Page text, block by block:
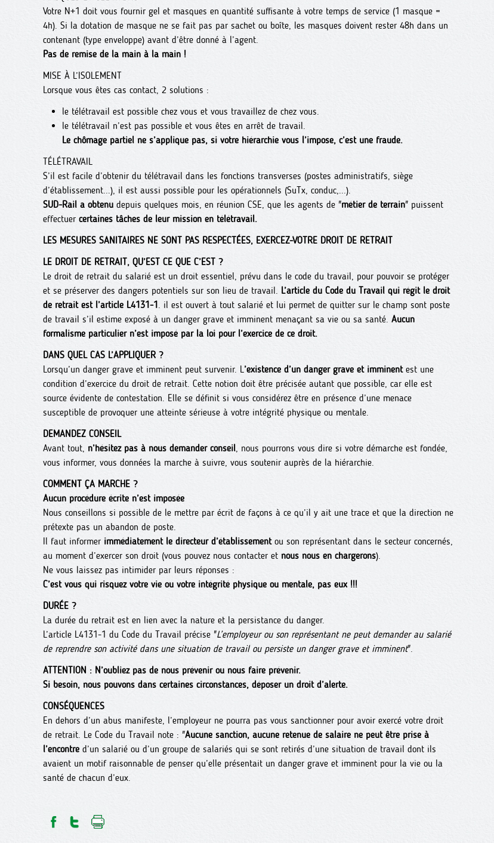
Votre N+1 doit vous fournir gel et masques en quantité suffisante à votre temps de service (1 masque =
4h). Si la dotation de masque ne se fait pas par sachet ou boîte, les masques doivent rester 48h dans un
contenant (type enveloppe) avant d’être donné à l’agent.
Pas de remise de la main à la main !
MISE À L’ISOLEMENT
Lorsque vous êtes cas contact, 2 solutions :
le télétravail est possible chez vous et vous travaillez de chez vous.
le télétravail n’est pas possible et vous êtes en arrêt de travail.
Le chômage partiel ne s’applique pas, si votre hiérarchie vous l’impose, c’est une fraude.
TÉLÉTRAVAIL
S’il est facile d’obtenir du télétravail dans les fonctions transverses (postes administratifs, siège
d’établissement...), il est aussi possible pour les opérationnels (SuTx, conduc,...).
SUD-Rail a obtenu depuis quelques mois, en réunion CSE, que les agents de "métier de terrain" puissent
effectuer certaines tâches de leur mission en télétravail.
LES MESURES SANITAIRES NE SONT PAS RESPECTÉES, EXERCEZ-VOTRE DROIT DE RETRAIT
LE DROIT DE RETRAIT, QU’EST CE QUE C’EST ?
Le droit de retrait du salarié est un droit essentiel, prévu dans le code du travail, pour pouvoir se protéger
et se préserver des dangers potentiels sur son lieu de travail. L’article du Code du Travail qui régit le droit
de retrait est l’article L4131-1. il est ouvert à tout salarié et lui permet de quitter sur le champ sont poste
de travail s’il estime exposé à un danger grave et imminent menaçant sa vie ou sa santé. Aucun
formalisme particulier n’est imposé par la loi pour l’exercice de ce droit.
DANS QUEL CAS L’APPLIQUER ?
Lorsqu’un danger grave et imminent peut survenir. L’existence d’un danger grave et imminentest une
condition d’exercice du droit de retrait. Cette notion doit être précisée autant que possible, car elle est
source évidente de contestation. Elle se définit si vous considérez être en présence d’une menace
susceptible de provoquer une atteinte sérieuse à votre intégrité physique ou mentale.
DEMANDEZ CONSEIL
Avant tout, n’hésitez pas à nous demander conseil, nous pourrons vous dire si votre démarche est fondée,
vous informer, vous données la marche à suivre, vous soutenir auprès de la hiérarchie.
COMMENT ÇA MARCHE ?
Aucun procédure écrite n’est imposée
Nous conseillons si possible de le mettre par écrit de façons à ce qu’il y ait une trace et que la direction ne
prétexte pas un abandon de poste.
Il faut informer immédiatement le directeur d’établissementou son représentant dans le secteur concernés,
au moment d’exercer son droit (vous pouvez nous contacter et nous nous en chargerons).
Ne vous laissez pas intimider par leurs réponses :
C’est vous qui risquez votre vie ou votre intégrité physique ou mentale, pas eux !!!
DURÉE ?
La durée du retrait est en lien avec la nature et la persistance du danger.
L’article L4131-1 du Code du Travail précise "L’employeur ou son représentant ne peut demander au salarié
de reprendre son activité dans une situation de travail ou persiste un danger grave et imminent".
ATTENTION : N’oubliez pas de nous prévenir ou nous faire prévenir.
Si besoin, nous pouvons dans certaines circonstances, déposer un droit d’alerte.
CONSÉQUENCES
En dehors d’un abus manifeste, l’employeur ne pourra pas vous sanctionner pour avoir exercé votre droit
de retrait. Le Code du Travail note : "Aucune sanction, aucune retenue de salaire ne peut être prise à
l’encontre d’un salarié ou d’un groupe de salariés qui se sont retirés d’une situation de travail dont ils
avaient un motif raisonnable de penser qu’elle présentait un danger grave et imminent pour la vie ou la
santé de chacun d’eux.